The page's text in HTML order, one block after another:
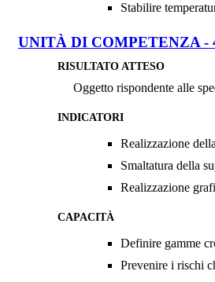
Stabilire
UNITÀ DI COMPETENZA -
RISULTATO ATTESO
Oggetto rispondente alle
INDICATORI
Realizzazione
Smaltatura della
Realizzazione
CAPACITÀ
Definire gamme
Prevenire i rischi